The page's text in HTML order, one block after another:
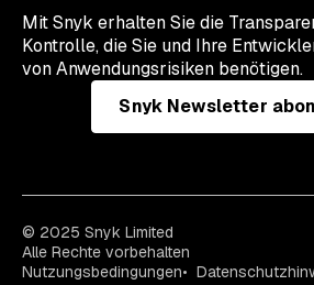
Mit Snyk erhalten Sie die
Kontrolle, die Sie und Ihre
von Anwendungsrisiken benötigen.
Snyk Newsletter
© 2025 Snyk Limited
Alle Rechte vorbehalten
Nutzungsbedingungen